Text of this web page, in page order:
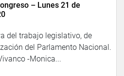
– Lunes 21 de
del trabajo legislativo, de
del Parlamento Nacional.
-Monica...